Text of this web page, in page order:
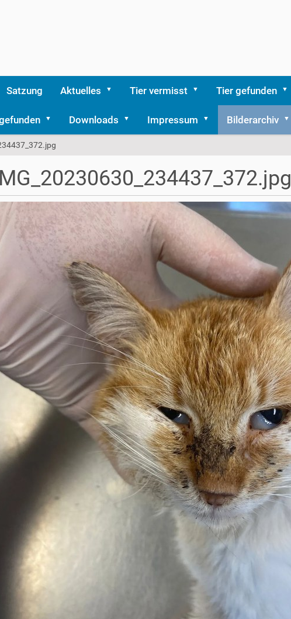
Satzung Aktuelles Tier vermisst Tier gefunden
Downloads Impressum Bilderarchiv